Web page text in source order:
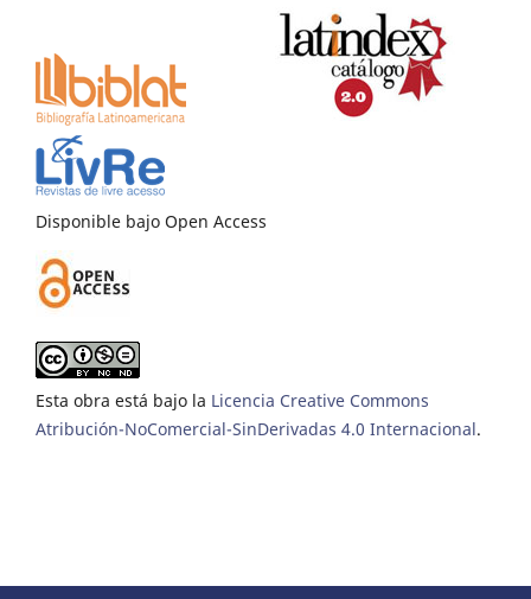
Disponible bajo Open Access
Esta obra está bajo la Licencia Creative Commons
Atribución-NoComercial-SinDerivadas 4.0 Internacional.